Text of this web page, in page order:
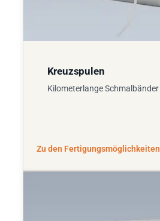
Kreuzspulen
Kilometerlange Schmalbänder
Zu den Fertigungsmöglichkeiten